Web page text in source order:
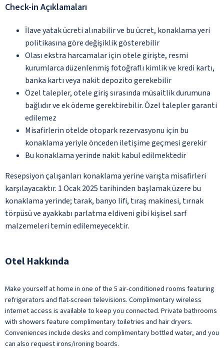
Check-in Açıklamaları
İlave yatak ücreti alınabilir ve bu ücret, konaklama yeri
politikasına göre değişiklik gösterebilir
Olası ekstra harcamalar için otele girişte, resmi
kurumlarca düzenlenmiş fotoğraflı kimlik ve kredi kartı,
banka kartı veya nakit depozito gerekebilir
Özel talepler, otele giriş sırasında müsaitlik durumuna
bağlıdır ve ek ödeme gerektirebilir. Özel talepler garanti
edilemez
Misafirlerin otelde otopark rezervasyonu için bu
konaklama yeriyle önceden iletişime geçmesi gerekir
Bu konaklama yerinde nakit kabul edilmektedir
Resepsiyon çalışanları konaklama yerine varışta misafirleri
karşılayacaktır. 1 Ocak 2025 tarihinden başlamak üzere bu
konaklama yerinde; tarak, banyo lifi, tıraş makinesi, tırnak
törpüsü ve ayakkabı parlatma eldiveni gibi kişisel sarf
malzemeleri temin edilemeyecektir.
Otel Hakkında
Make yourself at home in one of the 5 air-conditioned rooms featuring
refrigerators and flat-screen televisions. Complimentary wireless
internet access is available to keep you connected. Private bathrooms
with showers feature complimentary toiletries and hair dryers.
Conveniences include desks and complimentary bottled water, and you
can also request irons/ironing boards.